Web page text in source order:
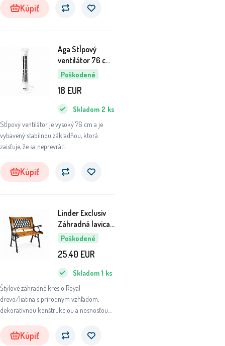
v nádobe sa automaticky udržuje stály tlak
pre plynulé a rovnomerné postrekovanie.
Kúpiť
Poškodené
Aga Stĺpový
ventilátor 76 cm
Biely 6DAZ454 -
II. AKOSŤ
Stĺpový ventilátor je vysoký 76 cm a je
vybavený stabilnou základňou, ktorá
zaisťuje, že sa neprevráti.
Skladom 2 ks
18 EUR
Kúpiť
Poškodené
Linder Exclusiv
Záhradná lavica
61x52x74 cm
6DAZ452 - II.
AKOSŤ
Štýlové záhradné kreslo Royal
drevo/liatina s prírodným vzhľadom,
dekoratívnou konštrukciou a nosnosťou
verandu aj k altánku.
Skladom 1 ks
25.40 EUR
Kúpiť